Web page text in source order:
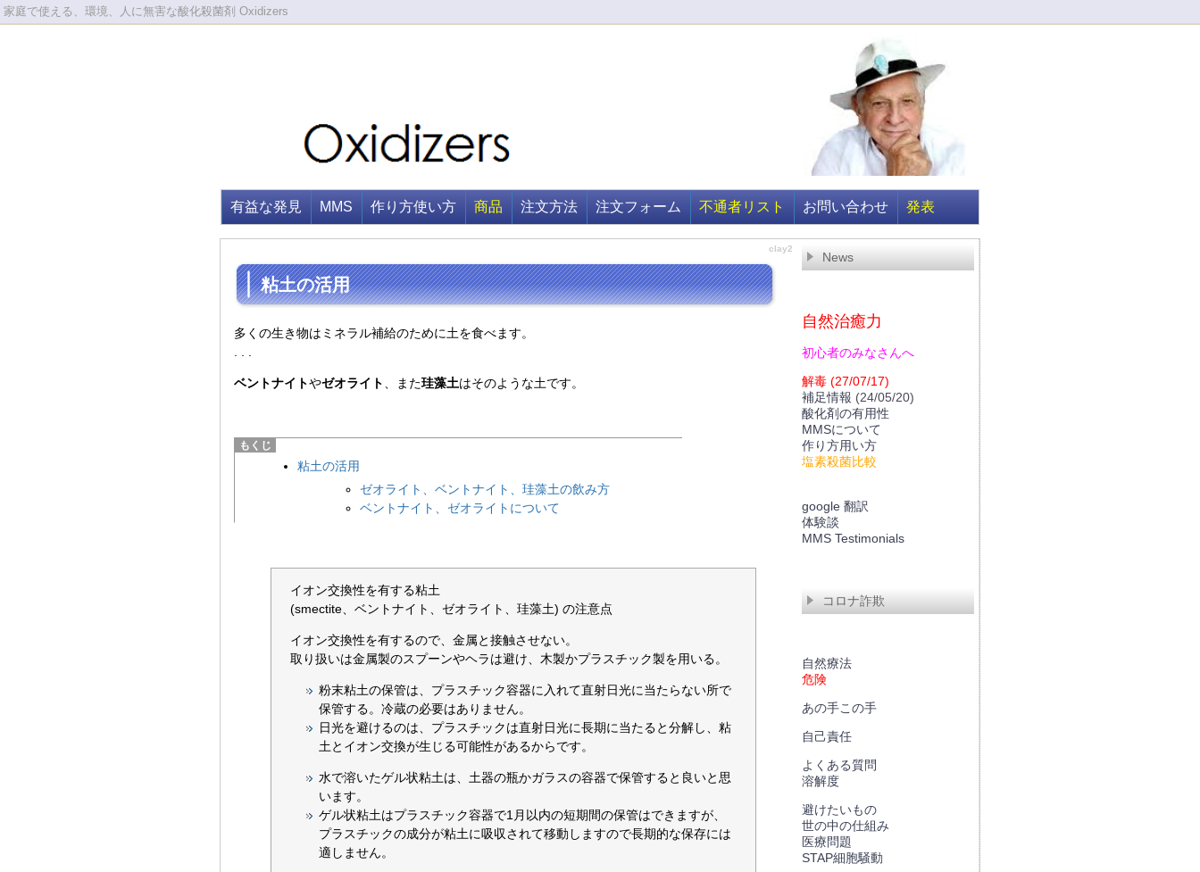
家庭で使える、環境、人に無害な酸化殺菌剤 Oxidizers
有益な発見 MMS 作り方使い方 商品 注文方法 注文フォーム 不通者リスト お問い合わせ 発表
clay2
粘土の活用
多くの生き物はミネラル補給のために土を食べます。
ベントナイトやゼオライト 、また珪藻土はそのような土です。
粘土の活用
ゼオライト、ベントナイト、珪藻土の飲み方
ベントナイト、ゼオライトについて
イオン交換性を有する粘土
(smectite、ベントナイト、ゼオライト、珪藻土) の注意点
イオン交換性を有するので、金属と接触させない。
取り扱いは金属製のスプーンやヘラは避け、木製かプラスチック製を用いる。
粉末粘土の保管は、プラスチック容器に入れて直射日光に当たらない所で
保管する。冷蔵の必要はありません。
日光を避けるのは、プラスチックは直射日光に長期に当たると分解し、粘
土とイオン交換が生じる可能性があるからです。
水で溶いたゲル状粘土は、土器の瓶かガラスの容器で保管すると良いと思
います。
ゲル状粘土はプラスチック容器で1月以内の短期間の保管はできますが、
プラスチックの成分が粘土に吸収されて移動しますので長期的な保存には
適しません。
News
自然治癒力
初心者のみなさんへ
解毒 (27/07/17)
補足情報 (24/05/20)
酸化剤の有用性
MMSについて
作り方用い方
塩素殺菌比較
google 翻訳
体験談
MMS Testimonials
コロナ詐欺
自然療法
危険
あの手この手
自己責任
よくある質問
溶解度
避けたいもの
世の中の仕組み
医療問題
STAP細胞騒動